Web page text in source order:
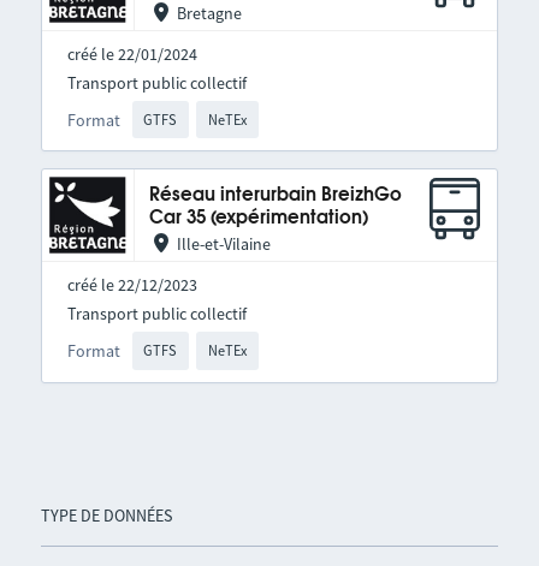
TYPE DE DONNÉES
Bretagne
créé le 22/01/2024
Format GTFS NeTEx
Transport public collectif
Réseau interurbain BreizhGo
Car 35 (expérimentation)
Ille-et-Vilaine
créé le 22/12/2023
Format GTFS NeTEx
Transport public collectif